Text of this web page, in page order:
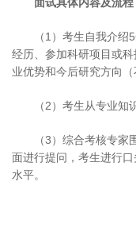
（1）考生自我介
经历、参加科研项目或
业优势和今后研究方向（
（2）考生从专业知
（3）综合考核专
面进行提问，考生进行
水平。